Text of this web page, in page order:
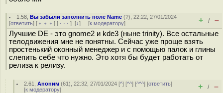
1.58 ,Вы забыли заполнить поле Name (?), 22:22, 27/01/2024
[ответить] [ ﹢﹢﹢ ] [ · · · ] [↓] [к модератору] + / –
Лучшие DE - это gnome2 и kde3 (ныне trinity). Все остальные
телодвижения мне не понятны. Сейчас уже проще взять
простенький оконный менеджер и с помощью палок и глины
слепить себе что нужно. Это хотя бы будет работать от
релиза к релизу.
2.61 ,Аноним (61), 22:32, 27/01/2024 [^] [^^] [^^^] [ответить]
[к модератору] + / –